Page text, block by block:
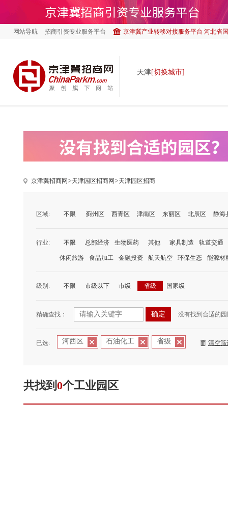
网站导航 招商引资专业服务平台 京津冀产业转移对接服务平台 河北省
天津[切换城市]
京津冀招商网>天津园区招商网>天津园区招商
区域: 不限 蓟州区 西青区 津南区 东丽区 北辰区 静海
行业: 不限 总部经济 生物医药 其他 家具制造 轨道交通
休闲旅游 食品加工 金融投资 航天航空 环保生态 能源材
级别: 不限 市级以下 市级 省级 国家级
精确查找： 没有找到合适的
已选: 河西区 石油化工 省级 清空筛
共找到 0个工业园区